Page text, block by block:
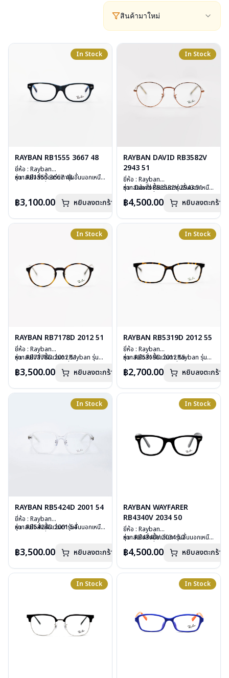
สินค้ามาใหม่
In Stock
RAYBAN RB1555 3667 48
ยี่ห้อ : Rayban
รุ่น : RB1555 3667 48
บานพับ : ไม่มีสปริง
อุปกรณ์ : กล่องแว่น, ผ้าเช็ดแว่น, คู่มือ
การรับประกัน : 2 ปี (ประกันศูนย์
หากสนใจสั่งชื้อแว่นตารุ่นอื่นนอกเหนือ
฿3,100.00 หยิบลงตะกร้า
In Stock
RAYBAN DAVID RB3582V
2943 51
ยี่ห้อ : Rayban
รุ่น : David RB3582V 2943 51
เลนส์ : Demo Lens
น้ำหนัก : 18 กรัม
อุปกรณ์ : กล่องแว่น, ผ้าเช็ดแว่น, คู่มือ
การรับประกัน : 2 ปี (ประกันศูนย์
หากสนใจสั่งชื้อแว่นตารุ่นอื่นนอกเหนือ
คลิก
฿4,500.00 หยิบลงตะกร้า
In Stock
RAYBAN RB7178D 2012 51
ยี่ห้อ : Rayban
รุ่น : RB7178D 2012 51
เลนส์ : Demo lens
น้ำหนัก : 19 กรัม
อุปกรณ์ : กล่องแว่น, ผ้าเช็ดแว่น, คู่มือ
การรับประกัน : 2 ปี (ประกันศูนย์
หากสนใจสั่งชื้อแว่นตา Rayban รุ่นอื่น
ติดต่อเราคลิก
฿3,500.00 หยิบลงตะกร้า
In Stock
RAYBAN RB5319D 2012 55
ยี่ห้อ : Rayban
รุ่น : RB5319D 2012 55
เลนส์ : Demo lens
น้ำหนัก : 24 กรัม
อุปกรณ์ : กล่องแว่น, ผ้าเช็ดแว่น, คู่มือ
การรับประกัน : 2 ปี (ประกันศูนย์
หากสนใจสั่งชื้อแว่นตา Rayban รุ่นอื่น
ติดต่อเราคลิก
฿2,700.00 หยิบลงตะกร้า
In Stock
RAYBAN RB5424D 2001 54
ยี่ห้อ : Rayban
รุ่น : RB5424D 2001 54
บานพับ : ไม่มีสปริง
อุปกรณ์ : กล่องแว่น, ผ้าเช็ดแว่น, คู่มือ
การรับประกัน : 2 ปี (ประกันศูนย์
หากสนใจสั่งชื้อแว่นตารุ่นอื่นนอกเหนือ
฿3,500.00 หยิบลงตะกร้า
In Stock
RAYBAN WAYFARER
RB4340V 2034 50
ยี่ห้อ : Rayban
รุ่น : RB4340V 2034 50
เลนส์ : Demo Lens
น้ำหนัก : 36 กรัม
อุปกรณ์ : กล่องแว่น, ผ้าเช็ดแว่น, คู่มือ
การรับประกัน : 2 ปี (ประกันศูนย์
หากสนใจสั่งชื้อแว่นตารุ่นอื่นนอกเหนือ
คลิก
฿4,500.00 หยิบลงตะกร้า
In Stock In Stock